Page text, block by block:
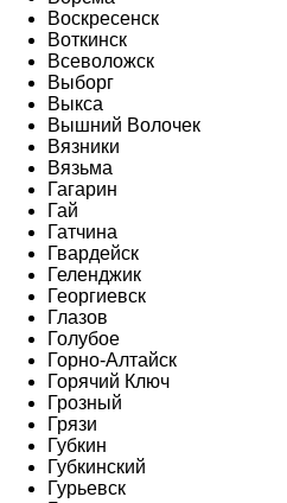
Воскресенск
Воткинск
Всеволожск
Выборг
Выкса
Вышний Волочек
Вязники
Вязьма
Гагарин
Гай
Гатчина
Гвардейск
Геленджик
Георгиевск
Глазов
Голубое
Горно-Алтайск
Горячий Ключ
Грозный
Грязи
Губкин
Губкинский
Гурьевск